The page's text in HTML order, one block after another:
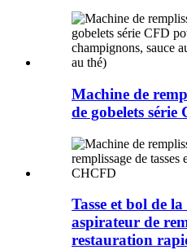
Machine de
de gobelets
Tasse et bol de
aspirateur de
restauration